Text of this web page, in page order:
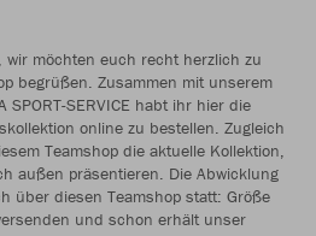
wir möchten euch recht herzlich zu
begrüßen. Zusammen mit unserem
SPORT-SERVICE habt ihr hier die
online zu bestellen. Zugleich
Teamshop die aktuelle Kollektion,
außen präsentieren. Die Abwicklung
über diesen Teamshop statt: Größe
und schon erhält unser